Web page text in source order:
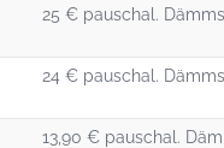
25 € pauschal.
24 € pauschal.
13,90 € pauschal.